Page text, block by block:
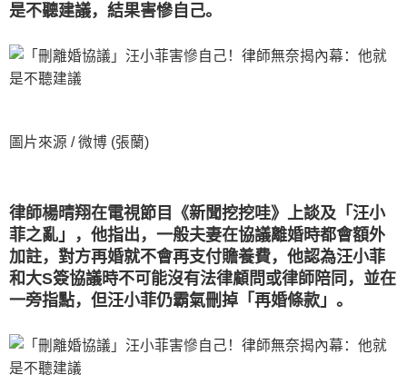
是不聽建議，結果害慘自己。
圖片來源 / 微博 (張蘭)
律師楊晴翔在電視節目《新聞挖挖哇》上談及「汪小
菲之亂」，他指出，一般夫妻在協議離婚時都會額外
加註，對方再婚就不會再支付贍養費，他認為汪小菲
和大S簽協議時不可能沒有法律顧問或律師陪同，並在
一旁指點，但汪小菲仍霸氣刪掉「再婚條款」。